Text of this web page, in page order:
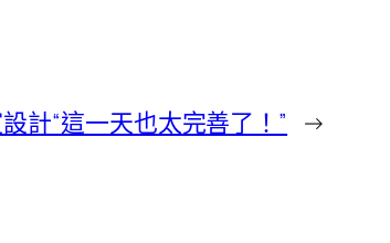
計“這一天也太完善了！” →